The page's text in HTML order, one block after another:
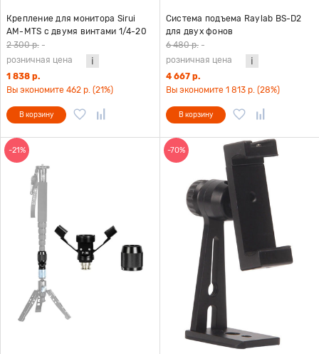
Крепление для монитора Sirui
AM-MTS с двумя винтами 1/4-20
2 300 р. -
розничная цена
1 838 р.
Вы экономите 462 р. (21%)
В корзину
Система подъема Raylab BS-D2
для двух фонов
6 480 р. -
розничная цена
4 667 р.
Вы экономите 1 813 р. (28%)
В корзину
-21% -70%